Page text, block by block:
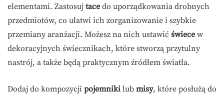
elementami. Zastosuj tace do uporządkowania drobnych
przedmiotów, co ułatwi ich zorganizowanie i szybkie
przemiany aranżacji. Możesz na nich ustawić świece w
dekoracyjnych świecznikach, które stworzą przytulny
nastrój, a także będą praktycznym źródłem światła.
Dodaj do kompozycji pojemniki lub misy, które posłużą do